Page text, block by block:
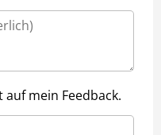
mein Feedback.